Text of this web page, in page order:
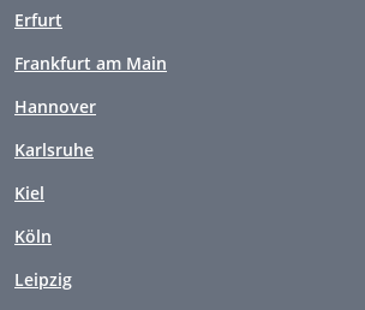
Erfurt
Frankfurt am Main
Hannover
Karlsruhe
Kiel
Köln
Leipzig